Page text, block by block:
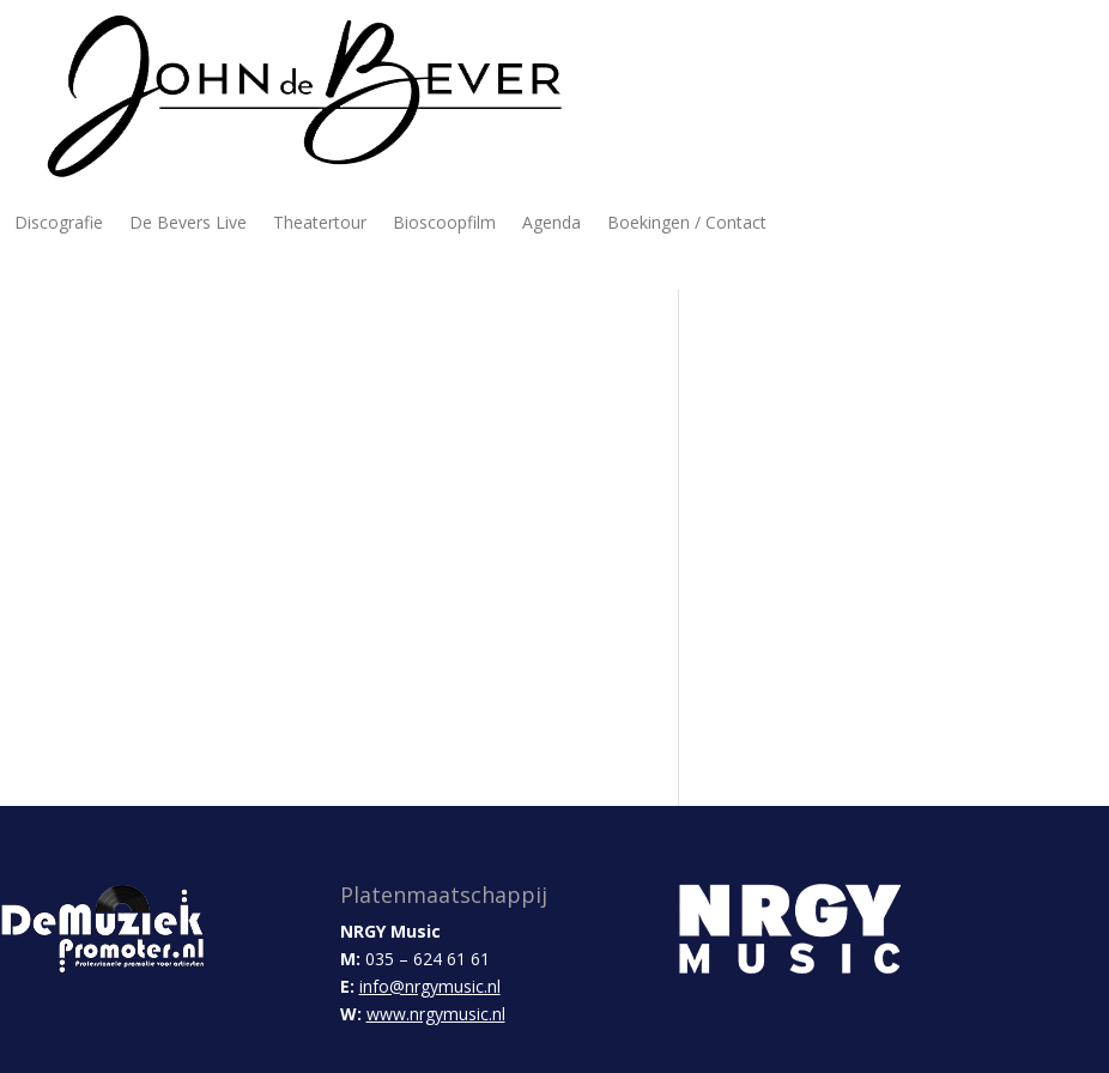
Discografie De Bevers Live Theatertour Bioscoopfilm Agenda Boekingen / Contact
Platenmaatschappij
NRGY Music
M: 035 – 624 61 61
E: info@nrgymusic.nl
W: www.nrgymusic.nl